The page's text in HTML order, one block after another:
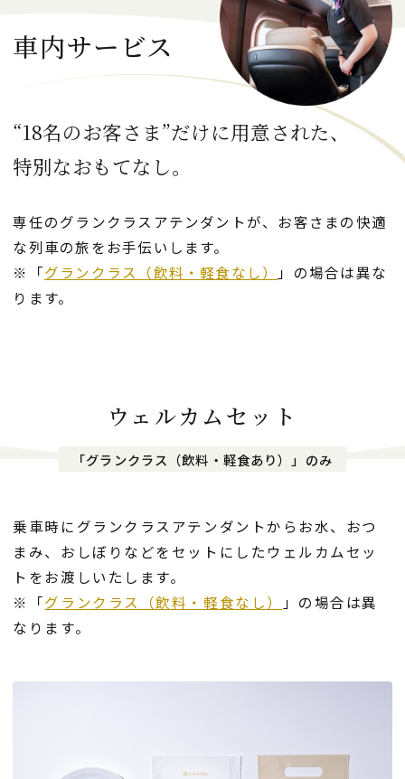
English 简体中文 繁體中文
CLOSE
車内サービス
“18名のお客さま”だけに用意された、
特別なおもてなし。
専任のグランクラスアテンダントが、 お客さまの快適
な列車の旅をお手伝いします。
※「グランクラス（飲料・軽食なし）
」の場合は異な
ります。
ウェルカムセット
「グランクラス（飲料・軽食あり）」のみ
乗車時にグランクラスアテンダントからお水、おつ
まみ、おしぼりなどをセットにしたウェルカムセッ
トをお渡しいたします。
※「グランクラス（飲料・軽食なし）
」の場合は異
なります。